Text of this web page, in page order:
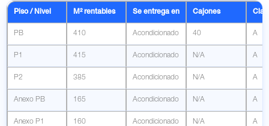
Piso / Nivel M² rentables Se entrega en Cajones
PB 410 Acondicionado 40 A
P1 415 Acondicionado N/A A
P2 385 Acondicionado N/A A
Anexo PB 165 Acondicionado N/A A
Anexo P1 160 Acondicionado N/A A